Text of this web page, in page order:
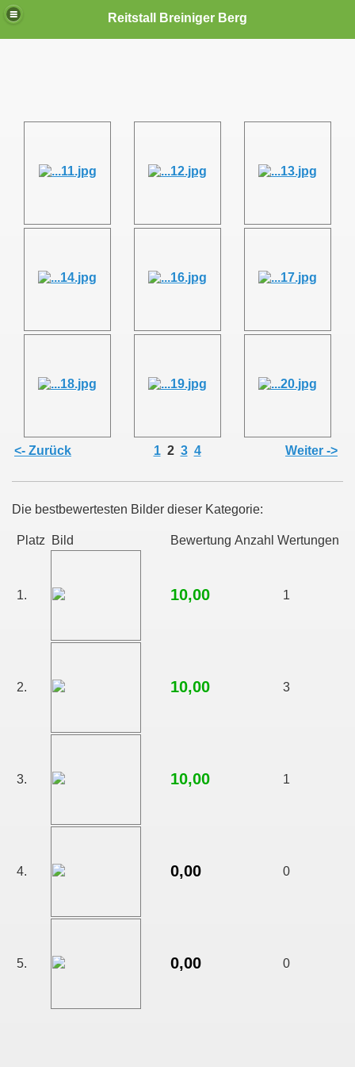
Reitstall Breiniger Berg
<- Zurück 1 2 3 4 Weiter ->
Die bestbewertesten Bilder dieser Kategorie:
Platz Bild Bewertung Anzahl Wertungen
1. 10,00 1
2. 10,00 3
3. 10,00 1
4. 0,00 0
5. 0,00 0